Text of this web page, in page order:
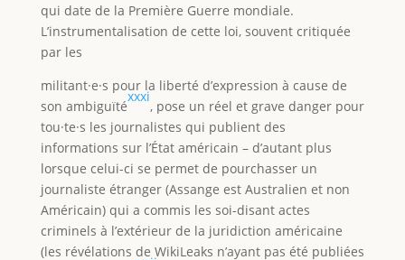
qui date de la Première Guerre mondiale.
L’instrumentalisation de cette loi, souvent critiquée
par les
militant·e·s pour la liberté d’expression à cause de
son ambiguïté
xxxi
, pose un réel et grave danger pour
tou·te·s les journalistes qui publient des
informations sur l’État américain – d’autant plus
lorsque celui-ci se permet de pourchasser un
journaliste étranger (Assange est Australien et non
Américain) qui a commis les soi-disant actes
criminels à l’extérieur de la juridiction américaine
(les révélations de WikiLeaks n’ayant pas été publiées